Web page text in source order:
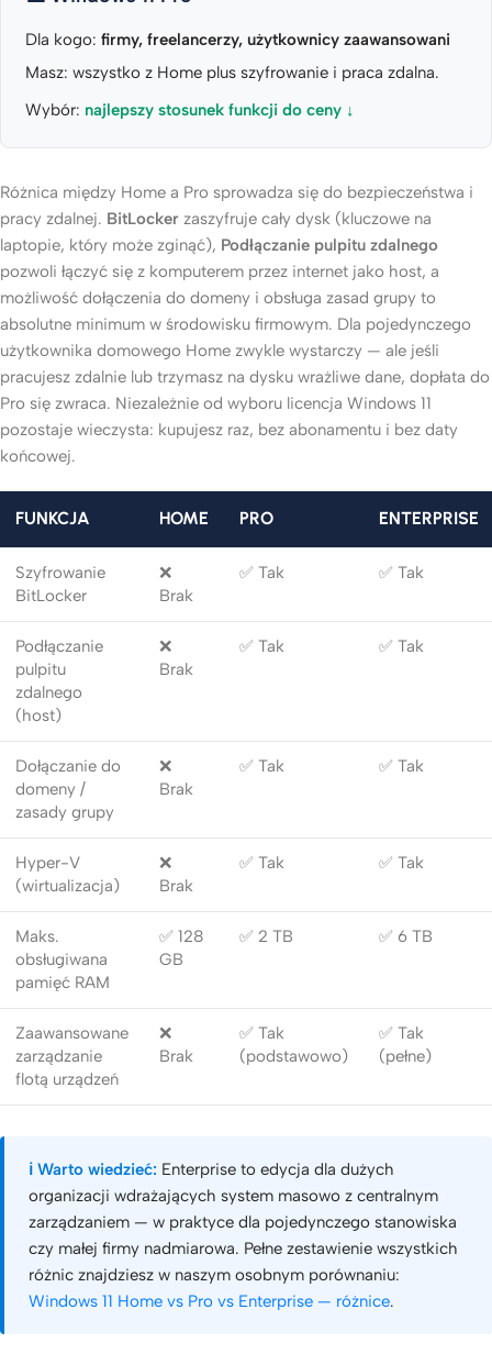
Dla kogo: firmy, freelancerzy, użytkownicy zaawansowani
Masz: wszystko z Home plus szyfrowanie i praca zdalna.
Wybór: najlepszy stosunek funkcji do ceny ↓
Różnica między Home a Pro sprowadza się do bezpieczeństwa i
pracy zdalnej. BitLocker zaszyfruje cały dysk (kluczowe na
laptopie, który może zginąć), Podłączanie pulpitu zdalnego
pozwoli łączyć się z komputerem przez internet jako host, a
możliwość dołączenia do domeny i obsługa zasad grupy to
absolutne minimum w środowisku firmowym. Dla pojedynczego
użytkownika domowego Home zwykle wystarczy — ale jeśli
pracujesz zdalnie lub trzymasz na dysku wrażliwe dane, dopłata do
Pro się zwraca. Niezależnie od wyboru licencja Windows 11
pozostaje wieczysta: kupujesz raz, bez abonamentu i bez daty
końcowej.
FUNKCJA HOME PRO ENTERPRISE
Szyfrowanie
BitLocker
❌
Brak
✅ Tak ✅ Tak
Podłączanie
pulpitu
zdalnego
(host)
❌
Brak
✅ Tak ✅ Tak
Dołączanie do
domeny /
zasady grupy
❌
Brak
✅ Tak ✅ Tak
Hyper-V
(wirtualizacja)
❌
Brak
✅ Tak ✅ Tak
Maks.
obsługiwana
pamięć RAM
✅ 128
GB
✅ 2 TB ✅ 6 TB
Zaawansowane
zarządzanie
flotą urządzeń
❌
Brak
✅ Tak
(podstawowo)
✅ Tak
(pełne)
ℹ️ Warto wiedzieć: Enterprise to edycja dla dużych
organizacji wdrażających system masowo z centralnym
zarządzaniem — w praktyce dla pojedynczego stanowiska
czy małej firmy nadmiarowa. Pełne zestawienie wszystkich
różnic znajdziesz w naszym osobnym porównaniu:
Windows 11 Home vs Pro vs Enterprise — różnice.